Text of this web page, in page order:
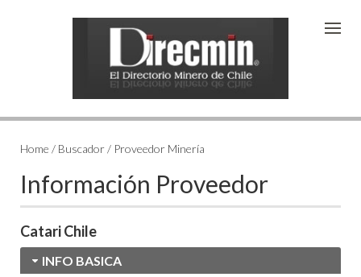
Home / Buscador / Proveedor Minería
Información Proveedor
Catari Chile
INFO BASICA